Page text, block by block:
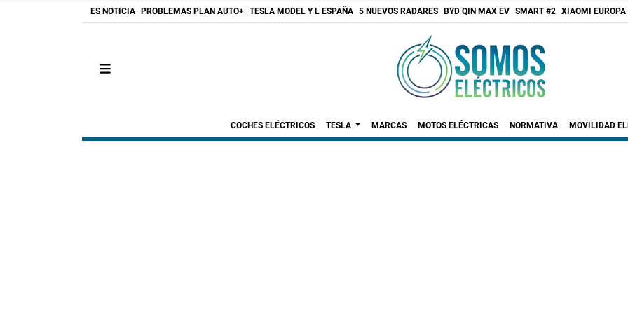
ES NOTICIA PROBLEMAS PLAN AUTO+ TESLA MODEL Y L ESPAÑA 5 NUEVOS RADARES BYD QIN MAX EV SMART #2 XIAOMI EUROPA
COCHES ELÉCTRICOS TESLA MARCAS MOTOS ELÉCTRICAS NORMATIVA MOVILIDAD